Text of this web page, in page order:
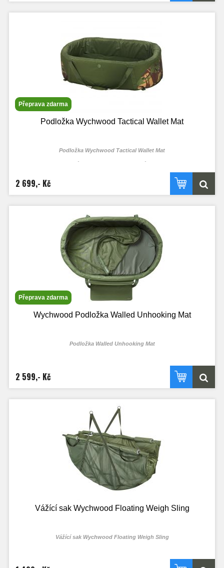
Přeprava zdarma
Podložka Wychwood Tactical Wallet Mat
Podložka Wychwood Tactical Wallet Mat
2 699,- Kč
Přeprava zdarma
Wychwood Podložka Walled Unhooking Mat
Podložka Walled Unhooking Mat
2 599,- Kč
Vážící sak Wychwood Floating Weigh Sling
Vážící sak Wychwood Floating Weigh Sling